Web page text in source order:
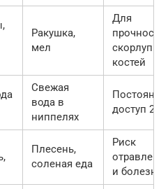
Ракушка,
мел
Для
прочности
скорлупы
костей
Свежая
вода в
ниппелях
доступ 24/
Плесень,
соленая еда
Риск
и болезней